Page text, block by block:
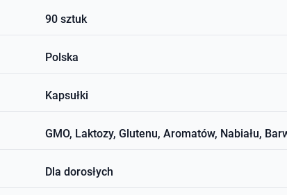
90 sztuk
Polska
Kapsułki
GMO, Laktozy, Glutenu, Aromatów, Nabiału,
Dla dorosłych